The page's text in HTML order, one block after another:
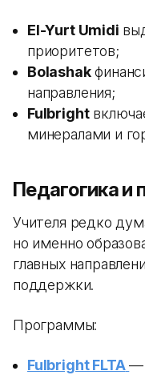
El-Yurt Umidi
приоритетов;
Bolashak
направления;
Fulbright
минералами и
Педагогика и
Учителя редко
но именно
главных
поддержки.
Программы:
Fulbright FLTA —